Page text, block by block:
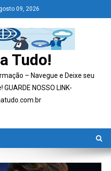
09, 2026
Tudo!
– Navegue e Deixe seu
NOSSO LINK-